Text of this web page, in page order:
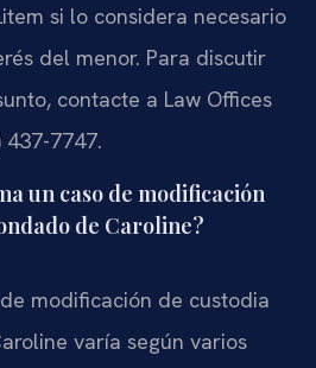
si lo considera necesario
del menor. Para discutir
contacte a Law Offices
437-7747.
un caso de modificación
de Caroline?
modificación de custodia
varía según varios